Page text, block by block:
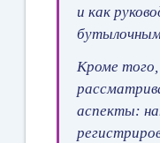
и как
Кроме того,
аспекты: